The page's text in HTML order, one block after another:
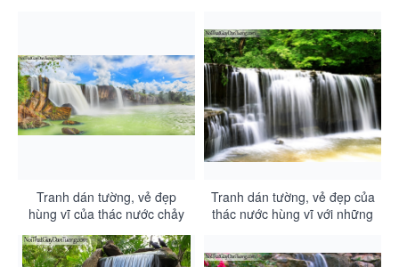
Tranh dán tường, vẻ đẹp
hùng vĩ của thác nước chảy
xuống thung lũng rộng lớn
DA3124
Tranh dán tường, vẻ đẹp của
thác nước hùng vĩ với những